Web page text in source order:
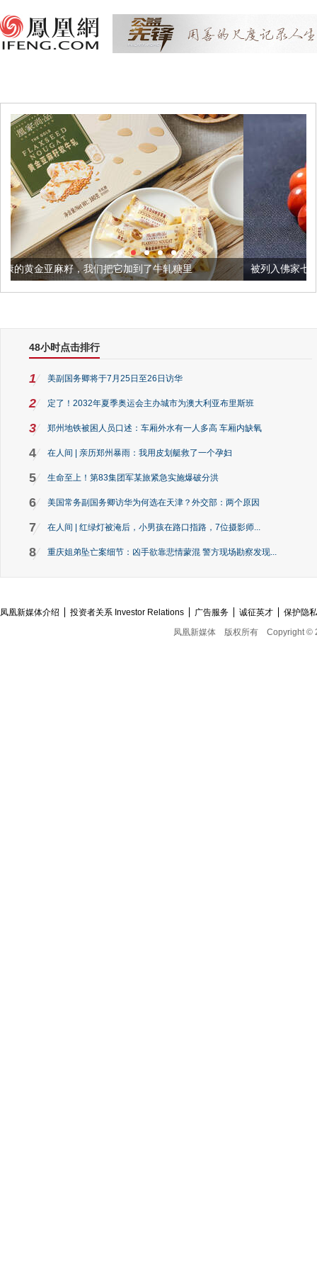
把它加到了牛轧糖里 被列入佛家七宝的它到底有多美？
48小时点击排行
1 美副国务卿将于7月25日至26日访华
2 定了！2032年夏季奥运会主办城市为澳大利亚布里斯班
3 郑州地铁被困人员口述：车厢外水有一人多高 车厢内缺氧
4 在人间 | 亲历郑州暴雨：我用皮划艇救了一个孕妇
5 生命至上！第83集团军某旅紧急实施爆破分洪
6 美国常务副国务卿访华为何选在天津？外交部：两个原因
7 在人间 | 红绿灯被淹后，小男孩在路口指路，7位摄影师...
8 重庆姐弟坠亡案细节：凶手欲靠悲情蒙混 警方现场勘察发现...
凤凰新媒体介绍 投资者关系 Investor Relations 广告服务 诚征英才
保护隐
凤凰新媒体
版权所有 Copyright ©